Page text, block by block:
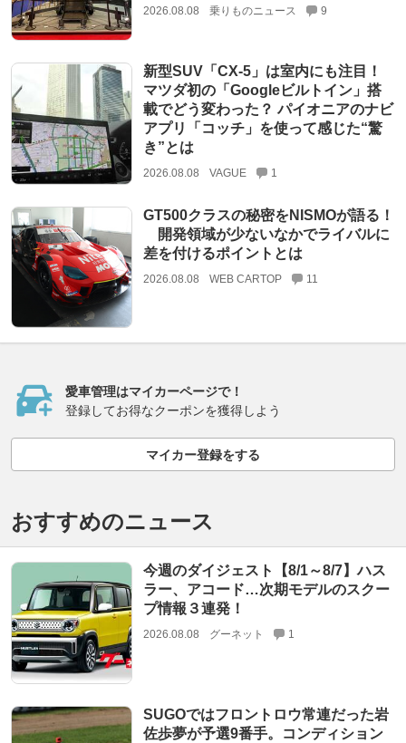
2026.08.08 乗りものニュース 9
新型SUV「CX-5」は室内にも注目！
マツダ初の「Googleビルトイン」搭
載でどう変わった？ パイオニアのナビ
アプリ「コッチ」を使って感じた“驚
き”とは
2026.08.08 VAGUE 1
GT500クラスの秘密をNISMOが語る！
開発領域が少ないなかでライバルに
差を付けるポイントとは
2026.08.08 WEB CARTOP 11
愛車管理はマイカーページで！
登録してお得なクーポンを獲得しよう
マイカー登録をする
おすすめのニュース
今週のダイジェスト【8/1～8/7】ハス
ラー、アコード…次期モデルのスクー
プ情報３連発！
2026.08.08 グーネット 1
SUGOではフロントロウ常連だった岩
佐歩夢が予選9番手。コンディション